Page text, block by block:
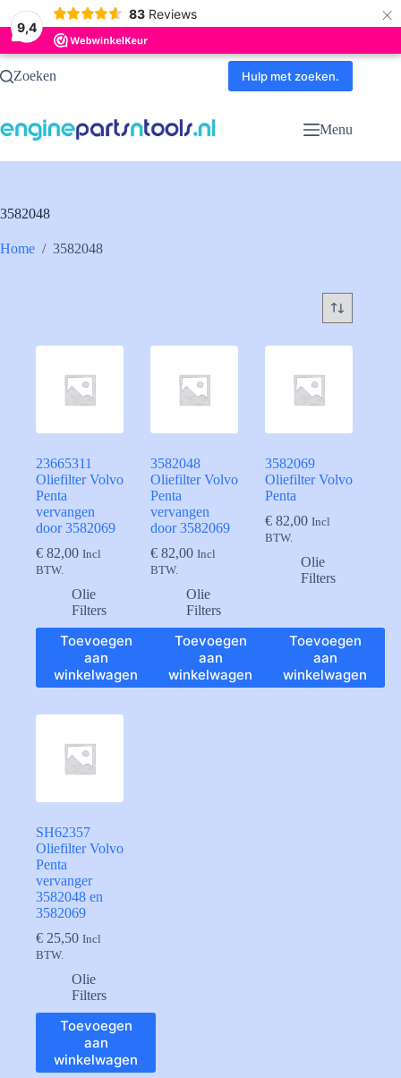
9,4
83 Reviews ×
Ga
naarZoeken Hulp met zoeken.
Menu
3582048
Home / 3582048
23665311
Oliefilter Volvo
Penta
vervangen
door 3582069
€ 82,00 Incl
BTW.
Olie
Filters
Toevoegen
aan
winkelwagen
3582048
Oliefilter Volvo
Penta
vervangen
door 3582069
€ 82,00 Incl
BTW.
Olie
Filters
Toevoegen
aan
winkelwagen
3582069
Oliefilter Volvo
Penta
€ 82,00 Incl
BTW.
Olie
Filters
Toevoegen
aan
winkelwagen
SH62357
Oliefilter Volvo
Penta
vervanger
3582048 en
3582069
€ 25,50 Incl
BTW.
Olie
Filters
Toevoegen
aan
winkelwagen